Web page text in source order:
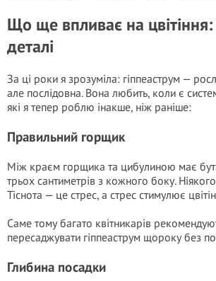
Що ще впливає на цвітіння:
деталі
За ці роки я зрозуміла: гіппеаструм —
але послідовна. Вона любить, коли є
які я тепер роблю інакше, ніж раніше:
Правильний горщик
Між краєм горщика та цибулиною має
трьох сантиметрів з кожного боку.
Тіснота — це стрес, а стрес стимулює
Саме тому багато квітникарів
пересаджувати гіппеаструм щороку без
Глибина посадки